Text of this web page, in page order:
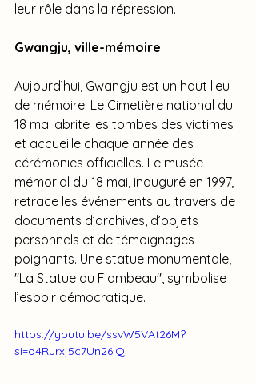
leur rôle dans la répression.
Gwangju, ville-mémoire
Aujourd’hui, Gwangju est un haut lieu
de mémoire. Le Cimetière national du
18 mai abrite les tombes des victimes
et accueille chaque année des
cérémonies officielles. Le musée-
mémorial du 18 mai, inauguré en 1997,
retrace les événements au travers de
documents d’archives, d’objets
personnels et de témoignages
poignants. Une statue monumentale,
"La Statue du Flambeau", symbolise
l’espoir démocratique.
https://youtu.be/ssvW5VAt26M?
si=o4RJrxj5c7Un26iQ